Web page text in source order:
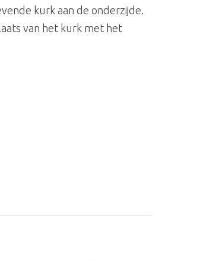
kurk aan de onderzijde.
van het kurk met het